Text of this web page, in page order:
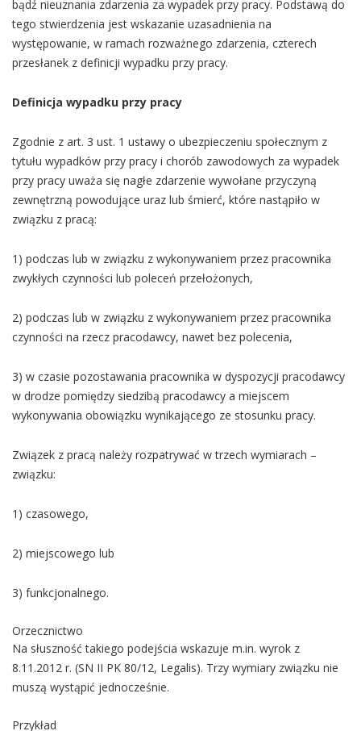
bądź nieuznania zdarzenia za wypadek przy pracy. Podstawą do
tego stwierdzenia jest wskazanie uzasadnienia na
występowanie, w ramach rozważnego zdarzenia, czterech
przesłanek z definicji wypadku przy pracy.
Definicja wypadku przy pracy
Zgodnie z art. 3 ust. 1 ustawy o ubezpieczeniu społecznym z
tytułu wypadków przy pracy i chorób zawodowych za wypadek
przy pracy uważa się nagłe zdarzenie wywołane przyczyną
zewnętrzną powodujące uraz lub śmierć, które nastąpiło w
związku z pracą:
1) podczas lub w związku z wykonywaniem przez pracownika
zwykłych czynności lub poleceń przełożonych,
2) podczas lub w związku z wykonywaniem przez pracownika
czynności na rzecz pracodawcy, nawet bez polecenia,
3) w czasie pozostawania pracownika w dyspozycji pracodawcy
w drodze pomiędzy siedzibą pracodawcy a miejscem
wykonywania obowiązku wynikającego ze stosunku pracy.
Związek z pracą należy rozpatrywać w trzech wymiarach –
związku:
1) czasowego,
2) miejscowego lub
3) funkcjonalnego.
Orzecznictwo
Na słuszność takiego podejścia wskazuje m.in. wyrok z
8.11.2012 r. (SN II PK 80/12, Legalis). Trzy wymiary związku nie
muszą wystąpić jednocześnie.
Przykład